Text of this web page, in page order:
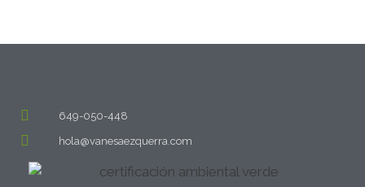
649-050-448
hola@vanesaezquerra.com